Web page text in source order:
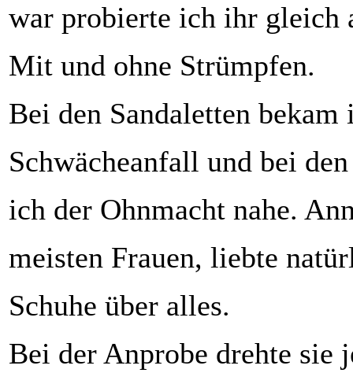
war probierte ich ihr gleich
Mit und ohne Strümpfen.
Bei den Sandaletten bekam
Schwächeanfall und bei
ich der Ohnmacht nahe.
meisten Frauen, liebte
Schuhe über alles.
Bei der Anprobe drehte sie